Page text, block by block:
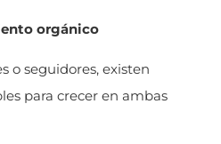
orgánico
o seguidores, existen
para crecer en ambas